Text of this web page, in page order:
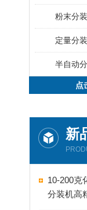
粉末分
定量分
半自动
点
新
10-200克
分装机高